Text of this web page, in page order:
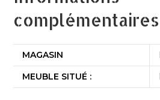
complémentaires
MAGASIN
MEUBLE SITUÉ :